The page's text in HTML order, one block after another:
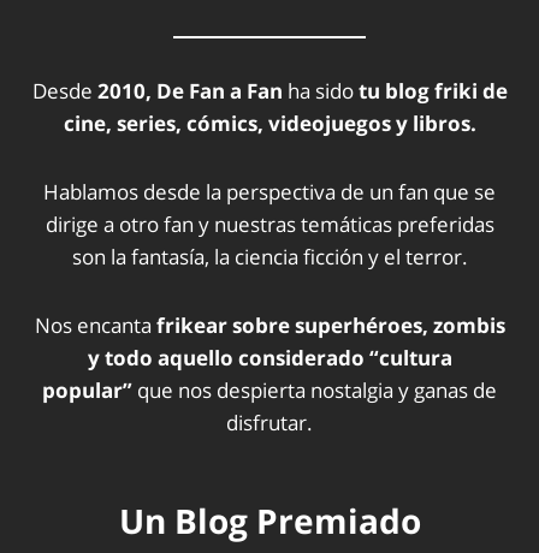
Desde 2010, De Fan a Fan ha sidotu blog friki de
cine, series, cómics, videojuegos y libros.
Hablamos desde la perspectiva de un fan que se
dirige a otro fan y nuestras temáticas preferidas
son la fantasía, la ciencia ficción y el terror.
Nos encanta frikear sobre superhéroes, zombis
y todo aquello considerado “cultura
popular” que nos despierta nostalgia y ganas de
disfrutar.
Un Blog Premiado